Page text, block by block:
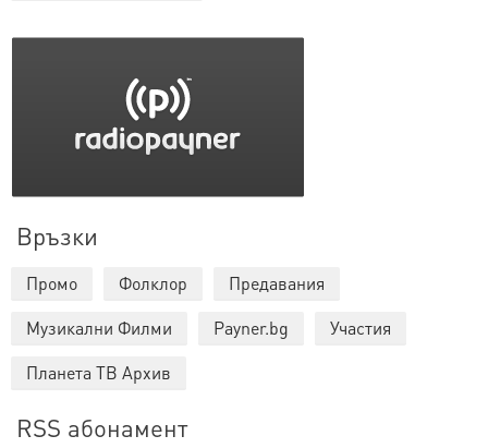
Връзки
Промо Фолклор
Предавания
Музикални Филми
Payner.bg
Участия
Планета ТВ Архив
RSS абонамент